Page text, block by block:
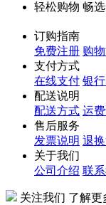
轻松购物 畅
订购指南
免费注册 购
支付方式
在线支付 银
配送说明
配送方式 运
售后服务
发票说明 退
关于我们
公司介绍 联
关注我们 了解更